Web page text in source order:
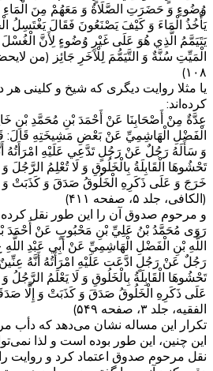
وُضُوءٍ وَ حَضَرَتِ الصَّلَاةُ وَ مَعَهُمْ مِنَ
يَأْخُذُ الْمَاءَ وَ كَيْفَ يَصْنَعُونَ فَقَالَ يَغْتَسِلُ
يَتَيَمَّمُ الَّذِي هُوَ عَلَى غَيْرِ وُضُوءٍ لِأَنَّ
۱۰۸)
یا مثلا روایت دیگری که شیخ و کلینی
کرده‌اند:
عِدَّةٌ مِنْ أَصْحَابِنَا عَنْ أَحْمَدَ بْنِ مُحَمَّدِ بْنِ
الْفَضْلِ الْهَاشِمِيِّ عَنْ بَعْضِ مَشِيخَتِهِ قَالَ:
وَ سَأَلَهُ رَجُلٌ عَنْ رَجُلٍ تَدَّعِي عَلَيْهِ امْرَأَتُهُ
تَحْشُوهَا الْقَابِلَةُ بِالْخَلُوقِ‏ وَ لَا تُعْلِمُ
خَرَجَ وَ عَلَى ذَكَرِهِ الْخَلُوقُ‏ صَدَقَ‏ وَ كَذَبَتْ
(الکافی، جلد ۵، صفحه ۴۱۱)
و مرحوم صدوق آن را این طور نقل
رَوَى مُحَمَّدُ بْنُ عَلِيِّ بْنِ مَحْبُوبٍ عَنْ أَحْمَدَ
اللَّهِ بْنِ الْفَضْلِ الْهَاشِمِيِّ عَنْ أَبِي عَبْدِ
رَجُلٌ عَنْ رَجُلٍ ادَّعَت‏ عَلَيْهِ امْرَأَتُهُ أَنَّهُ
تَحْشُوهَا الْقَابِلَةُ بِالْخَلُوقِ وَ لَا يَعْلَمُ
عَلَى ذَكَرِهِ الْخَلُوقُ‏ صَدَقَ‏ وَ كَذَبَتْ وَ إِلَّا
الفقیه، جلد ۳، صفحه ۵۴۹)‏
تکرار این مساله نشان می‌دهد که دأب
این چنین، این طور بوده است و لذا
نقل مرحوم صدوق اعتماد کرد و روایت